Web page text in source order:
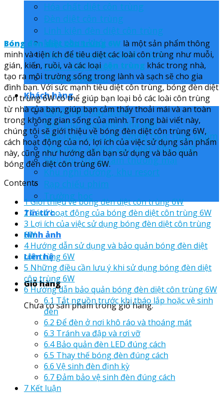
Hóa chất diệt côn trùng
Đèn diệt côn trùng
Linh kiện đèn diệt côn trùng
Máy phun khói
Máy phun sương Stihl – ULV
Hộp – bẫy chuột
Thiết bị vệ sinh
Khách hàng
Công trình xây dựng
Biệt thự, nhà phố, nhà dân
Nhà máy sản xuất lương thực thực phẩm
Nhà máy, xưởng sản xuất, kho hàng
Siêu thị, trung tâm thương mại
Khu nghỉ dưỡng, khu resort
Rạp chiếu phim
Trường học
Tin tức
Hình ảnh
Liên hệ
Giỏ hàng
Chưa có sản phẩm trong giỏ hàng.
Bóng đèn diệt côn trùng 6W là một sản phẩm thông
minh và tiện ích để tiêu diệt các loài côn trùng như muỗi,
gián, kiến, ruồi, và các loạicôn trùng khác trong nhà,
tạo ra môi trường sống trong lành và sạch sẽ cho gia
đình bạn. Với sức mạnh tiêu diệt côn trùng, bóng đèn diệt
côn trùng 6W có thể giúp bạn loại bỏ các loài côn trùng
từ nhà của bạn, giúp bạn cảm thấy thoải mái và an toàn
trong không gian sống của mình. Trong bài viết này,
chúng tôi sẽ giới thiệu về bóng đèn diệt côn trùng 6W,
cách hoạt động của nó, lợi ích của việc sử dụng sản phẩm
này, cũng như hướng dẫn bạn sử dụng và bảo quản
bóng đèn diệt côn trùng 6W.
Contents
1Giới thiệu về bóng đèn diệt côn trùng 6W
2Cách hoạt động của bóng đèn diệt côn trùng 6W
3 Lợi ích của việc sử dụng bóng đèn diệt côn trùng
6W
4Hướng dẫn sử dụng và bảo quản bóng đèn diệt
côn trùng 6W
5 Những điều cần lưu ý khi sử dụng bóng đèn diệt
côn trùng 6W
6Hướng dẫn bảo quản bóng đèn diệt côn trùng 6W
6.1 Tắt nguồn trước khi tháo lắp hoặc vệ sinh
đèn
6.2 Để đèn ở nơi khô ráo và thoáng mát
6.3 Tránh va đập và rơi vỡ
6.4Bảo quản đèn LED đúng cách
6.5 Thay thế bóng đèn đúng cách
6.6 Vệ sinh đèn định kỳ
6.7Đảm bảo vệ sinh đèn đúng cách
7 Kết luận